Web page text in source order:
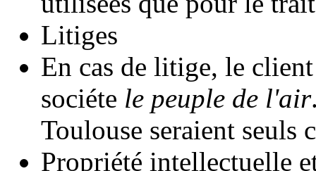
Litiges
En cas de litige, le
sociéte le peuple de l'air
Toulouse seraient seuls
Propriété intellectuelle